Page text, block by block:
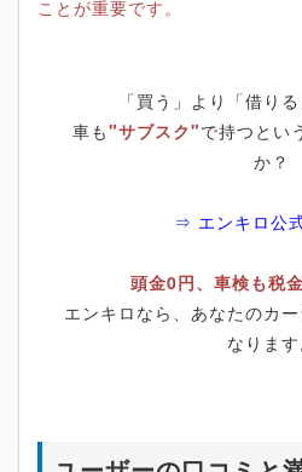
ことが重要です。
「買う」より「借り
車も"サブスク"で持つとい
か？
⇒ エンキロ公
頭金0円、車検も税
エンキロなら、あなたのカ
なります